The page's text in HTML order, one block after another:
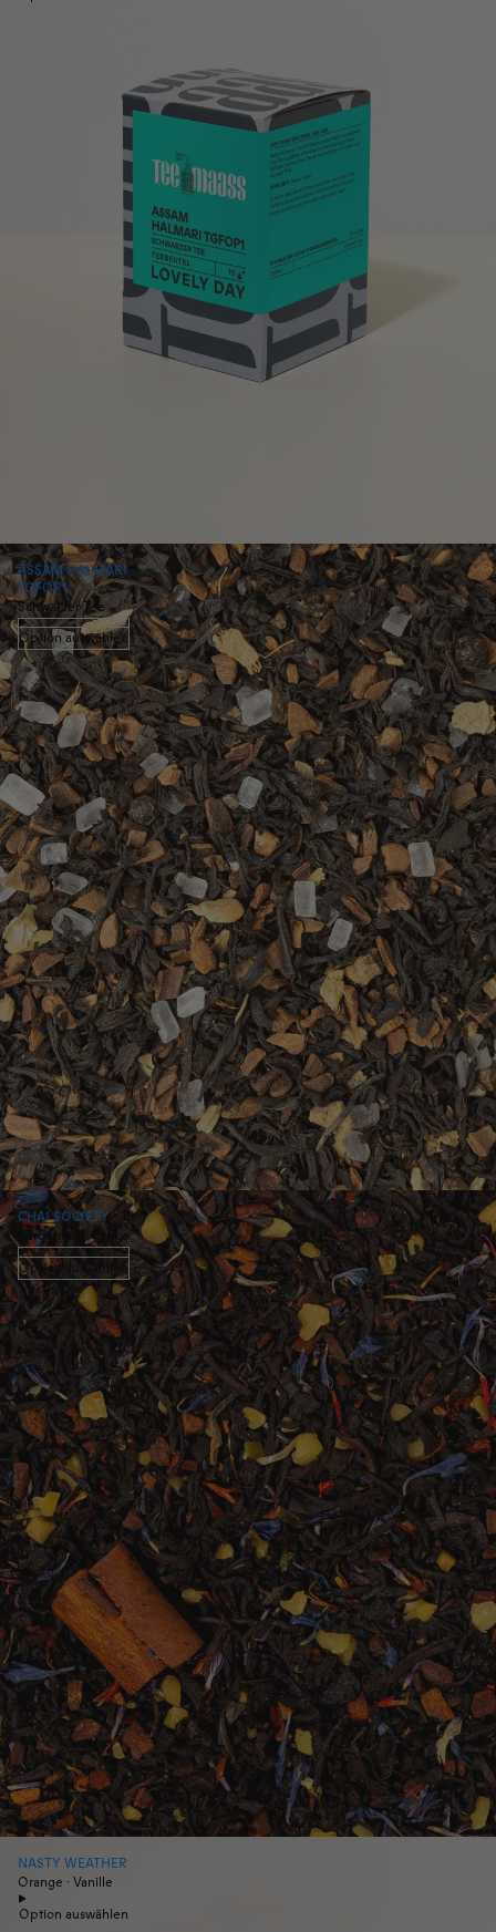
ASSAM HALMARI
TGFOP1
Schwarzer Tee
Option auswählen
CHAI SOCIETY
Kardamom · Nelke
Option auswählen
NASTY WEATHER
Orange · Vanille
Option auswählen